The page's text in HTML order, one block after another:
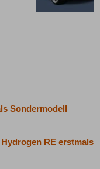
Sondermodell
RE erstmals